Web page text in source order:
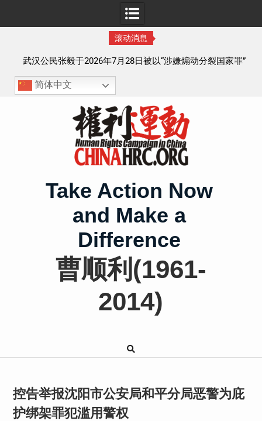
滚动消息
武汉公民张毅于2026年7月28日被以“涉嫌煽动分裂国家罪”
执行逮捕 目前羁押在拉萨市看守所
简体中文
Take Action Now
and Make a
Difference
曹顺利(1961-
2014)
控告举报沈阳市公安局和平分局恶警为庇
护绑架罪犯滥用警权